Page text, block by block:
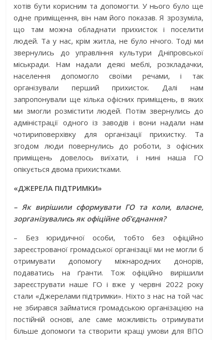
хотів бути корисним та допомогти. У нього було ще
одне приміщення, він нам його показав. Я зрозуміла,
що там можна обладнати прихисток і поселити
людей. Та у нас, крім житла, не було нічого. Тоді ми
звернулись до управління культури Дніпровської
міськради. Нам надали деякі меблі, розкладачки,
населення допомогло своїми речами, і так
організували перший прихисток. Далі нам
запропонували ще кілька офісних приміщень, в яких
ми змогли розмістити людей. Потім звернулись до
адміністрації одного із заводів і вони надали нам
чотириповерхівку для організації прихистку. Та
згодом люди повернулись до роботи, з офісних
приміщень довелось виїхати, і нині наша ГО
опікується двома прихистками.
«ДЖЕРЕЛА ПІДТРИМКИ»
– Як вирішили сформувати ГО та коли, власне,
зорганізувались як офіційне об’єднання?
– Без юридичної особи, тобто без офіційно
зареєстрованої громадської організації ми не могли б
отримувати допомогу міжнародних донорів,
подаватись на ґранти. Тож офіційно вирішили
зареєструвати наше ГО і вже у червні 2022 року
стали «Джерелами підтримки». Ніхто з нас на той час
не збирався займатися громадською організацією на
постійній основі, але саме можливість отримувати
більше допомоги та створити кращі умови для ВПО